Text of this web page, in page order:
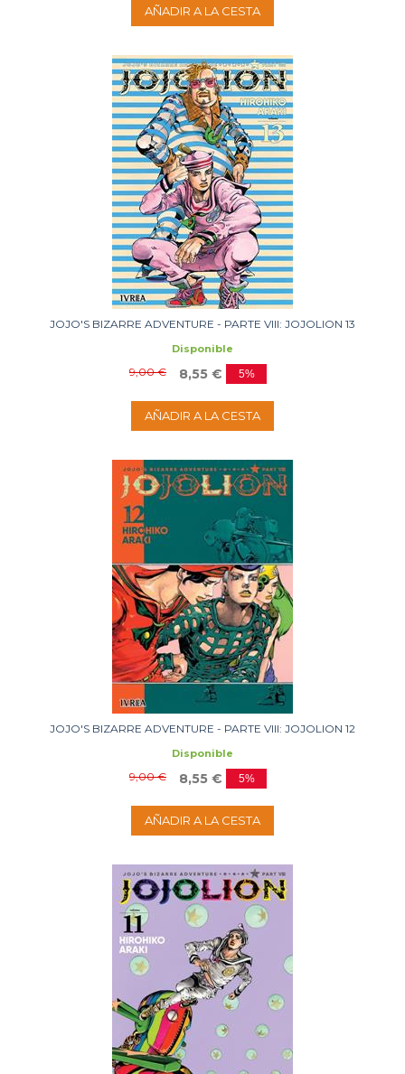
AÑADIR A LA CESTA
JOJO'S BIZARRE ADVENTURE - PARTE VIII: JOJOLION 13
Disponible
9,00 € 8,55 € 5%
AÑADIR A LA CESTA
JOJO'S BIZARRE ADVENTURE - PARTE VIII: JOJOLION 12
Disponible
9,00 € 8,55 € 5%
AÑADIR A LA CESTA